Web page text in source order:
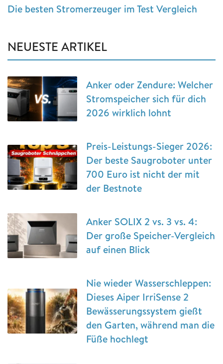
Die besten Stromerzeuger im Test Vergleich
NEUESTE ARTIKEL
Anker oder Zendure: Welcher
Stromspeicher sich für dich
2026 wirklich lohnt
Preis-Leistungs-Sieger 2026:
Der beste Saugroboter unter
700 Euro ist nicht der mit
der Bestnote
Anker SOLIX 2 vs. 3 vs. 4:
Der große Speicher-Vergleich
auf einen Blick
Nie wieder Wasserschleppen:
Dieses Aiper IrriSense 2
Bewässerungssystem gießt
den Garten, während man die
Füße hochlegt